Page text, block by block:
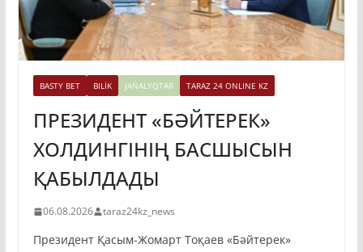
ПРЕЗИДЕНТ «БӘЙТЕРЕК»
ХОЛДИНГІНІҢ БАСШЫСЫН
ҚАБЫЛДАДЫ